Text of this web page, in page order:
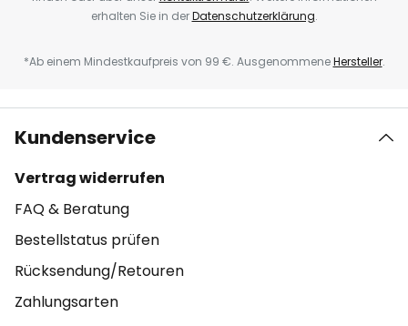
erhalten Sie in derDatenschutzerklärung.
*Ab einem Mindestkaufpreis von 99 €. AusgenommeneHersteller.
Kundenservice
Vertrag widerrufen
FAQ & Beratung
Bestellstatus prüfen
Rücksendung/Retouren
Zahlungsarten